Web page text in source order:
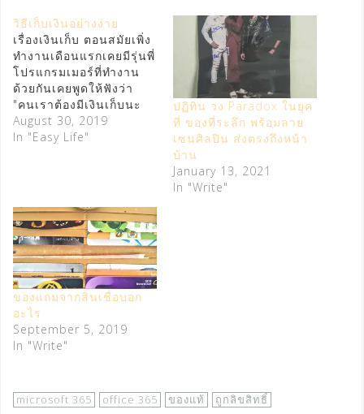
วิธีเก็บเงินอย่างง่าย
เรื่องเงินเก็บ ตอนสมัยเพิ่ง
ทำงานเดือนแรกเคยมีรุ่นพี่
โปรแกรมเมอร์ที่ทำงาน
ด้วยกันเคยพูดให้ฟังว่า
"คนเราต้องมีเงินเก็บนะ
จะบาท สองบาทก็ได้แต่
ต้องให้เหลือเก็บทุกเดือน
เหนื่อยให้เขาโขกสับด้วย"
ประโยคนี้ทำให้ผมเข้าใจ
แจ่มแจ้งเลยว่าทำไมเราถึง
ควรมีเงินเก็บทุกเดือน และ
นั่นก็เป็นจุดเริ่มต้น ให้ผม
เริ่มวางแผนทางการเงิน
วันนี้ผมจะมาบอกวิธีการ
เก็บเงินของผมจะไม่ลงลึก
รายละเอียดมาก และพูด
เฟสแรก เงินเก็บ = เงิน
August 30, 2019
In "Easy Life"
ปฏิทิน วง Paradox ในยุค
ที่ ของที่ระลึก พร้อมลาย
เซนศิลปิน ส่งตรงถึงหน้า
บ้าน
January 13, 2021
In "Write"
ของแถมจากสินเชื่อบอก
อะไร
September 5, 2019
In "Write"
microsoft 365 office 365 ของแท้ ถูกลิขสิทธิ์